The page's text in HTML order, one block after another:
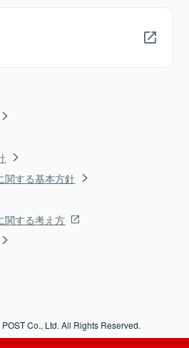
関する基本方針
関する考え方
Co., Ltd. All Rights Reserved.